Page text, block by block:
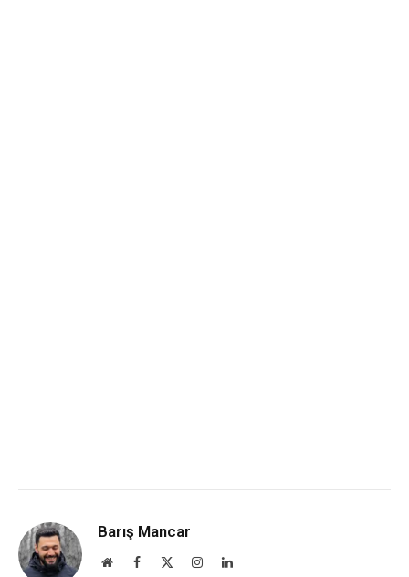
Barış Mancar
WebsiteFacebook InstagramLinkedIn